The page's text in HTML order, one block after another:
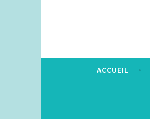
ACCUEIL